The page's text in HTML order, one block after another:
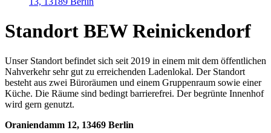
Standort BEW Reinickendorf
Unser Standort befindet sich seit 2019 in einem mit dem öffentlichen
Nahverkehr sehr gut zu erreichenden Ladenlokal. Der Standort
besteht aus zwei Büroräumen und einem Gruppenraum sowie einer
Küche. Die Räume sind bedingt barrierefrei. Der begrünte Innenhof
wird gern genutzt.
Oraniendamm 12, 13469 Berlin